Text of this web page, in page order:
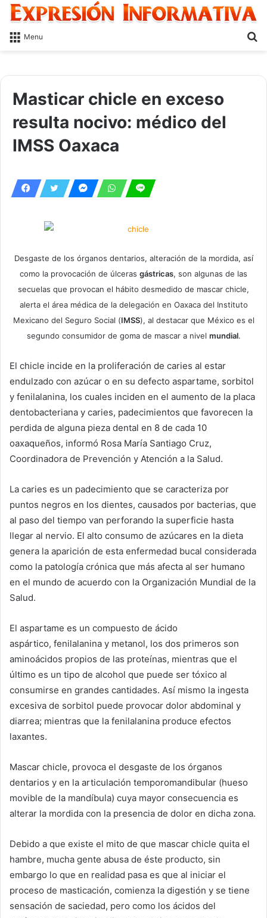
Menu
Masticar chicle en exceso
resulta nocivo: médico del
IMSS Oaxaca
Desgaste de los órganos dentarios, alteración de la mordida, así
como la provocación de úlceras gástricas, son algunas de las
secuelas que provocan el hábito desmedido de mascar chicle,
alerta el área médica de la delegación en Oaxaca del Instituto
Mexicano del Seguro Social (IMSS), al destacar que México es el
segundo consumidor de goma de mascar a nivel mundial.
El chicle incide en la proliferación de caries al estar
endulzado con azúcar o en su defecto aspartame, sorbitol
y fenilalanina, los cuales inciden en el aumento de la placa
dentobacteriana y caries, padecimientos que favorecen la
perdida de alguna pieza dental en 8 de cada 10
oaxaqueños, informó Rosa María Santiago Cruz,
Coordinadora de Prevención y Atención a la Salud.
La caries es un padecimiento que se caracteriza por
puntos negros en los dientes, causados por bacterias, que
al paso del tiempo van perforando la superficie hasta
llegar al nervio. El alto consumo de azúcares en la dieta
genera la aparición de esta enfermedad bucal considerada
como la patología crónica que más afecta al ser humano
en el mundo de acuerdo con la Organización Mundial de la
Salud.
El aspartame es un compuesto de ácido
aspártico, fenilalanina y metanol, los dos primeros son
aminoácidos propios de las proteínas, mientras que el
último es un tipo de alcohol que puede ser tóxico al
consumirse en grandes cantidades. Así mismo la ingesta
excesiva de sorbitol puede provocar dolor abdominal y
diarrea; mientras que la fenilalanina produce efectos
laxantes.
Mascar chicle, provoca el desgaste de los órganos
dentarios y en la articulación temporomandibular (hueso
movible de la mandíbula) cuya mayor consecuencia es
alterar la mordida con la presencia de dolor en dicha zona.
Debido a que existe el mito de que mascar chicle quita el
hambre, mucha gente abusa de éste producto, sin
embargo lo que en realidad pasa es que al iniciar el
proceso de masticación, comienza la digestión y se tiene
sensación de saciedad, pero como los ácidos del